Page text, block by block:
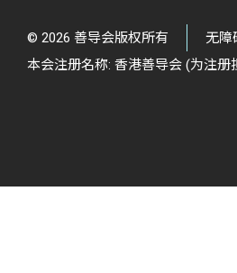
© 2026 善导会版权所有
无障
本会注册名称: 香港善导会 (为注册